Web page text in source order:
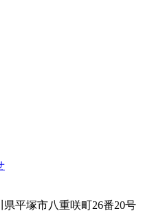
県平塚市八重咲町26番20号